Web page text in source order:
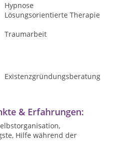
Hypnose
Lösungsorientierte Therapie
Traumarbeit
Existenzgründungsberatung
& Erfahrungen:
Hilfe während der